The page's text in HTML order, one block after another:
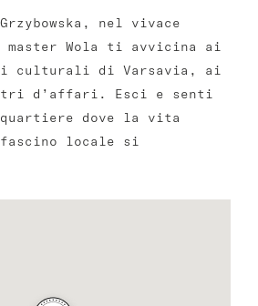
nel vivace
master Wola ti avvicina ai
culturali di Varsavia, ai
d’affari. Esci e senti
dove la vita
locale si